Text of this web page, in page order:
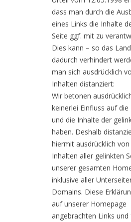
dass man durch die
eines Links die Inhalte
Seite ggf. mit zu
Dies kann – so das
dadurch verhindert
man sich ausdrücklich
Inhalten distanziert:
Wir betonen
keinerlei Einfluss auf
und die Inhalte der
haben. Deshalb
hiermit ausdrücklich von
Inhalten aller gelinkten
unserer gesamten
inklusive aller
Domains. Diese
auf unserer Homepage
angebrachten Links und